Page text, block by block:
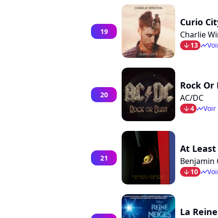
19
Curio
Charlie
arrow_bot13 timeline
20
Rock Or
AC/DC
arrow_bot4 timelineVoir
21
At
Benjamin
arrow_bot10 timeline
La